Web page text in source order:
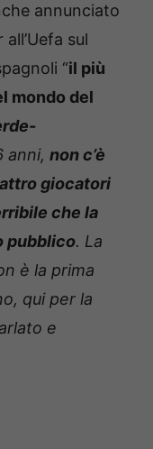
annunciato
sul
“il più
mondo del
anni, non c’è
giocatori
che la
pubblico. La
è la prima
qui per la
e